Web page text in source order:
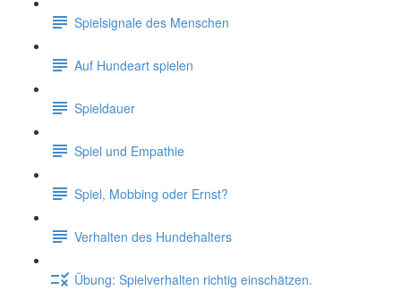
Spielsignale des Menschen
Auf Hundeart spielen
Spieldauer
Spiel und Empathie
Spiel, Mobbing oder Ernst?
Verhalten des Hundehalters
Übung: Spielverhalten richtig einschätzen.